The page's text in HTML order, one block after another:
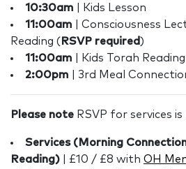
10:30am | Kids Lesson
11:00am | Consciousness
Reading ( RSVP required)
11:00am | Kids Torah Reading
2:00pm
| 3rd Meal
Please note RSVP for services
Services (Morning
Reading)
| £10 / £8 with OH